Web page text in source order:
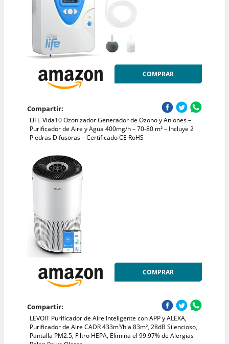
COMPRAR
Compartir:
LIFE Vida10 Ozonizador Generador de Ozono y Aniones –
Purificador de Aire y Agua 400mg/h – 70-80 m² – Incluye 2
Piedras Difusoras – Certificado CE RoHS
COMPRAR
Compartir:
LEVOIT Purificador de Aire Inteligente con APP y ALEXA,
Purificador de Aire CADR 433m³/h a 83m², 28dB Silencioso,
Pantalla PM2.5, Filtro HEPA, Elimina el 99.97% de Alergias